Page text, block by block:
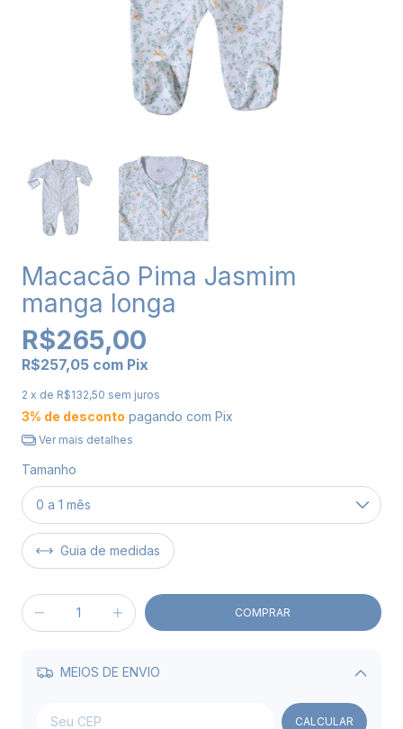
Macacão Pima Jasmim
manga longa
R$265,00
R$257,05 com Pix
2 x de R$132,50 sem juros
3% de desconto pagando com Pix
Ver mais detalhes
Tamanho
Guia de medidas
MEIOS DE ENVIO
Alterar CEP
CALCULAR